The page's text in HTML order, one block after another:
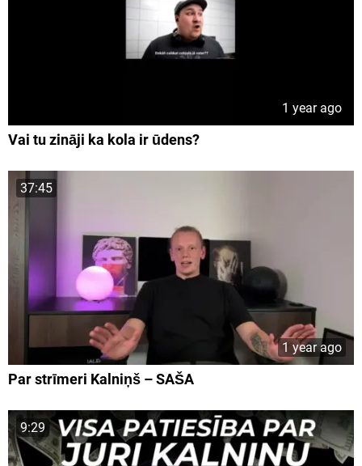
1 year ago
Vai tu zināji ka kola ir ūdens?
37:45
1 year ago
Par strīmeri Kalniņš – SAŠA
9:29